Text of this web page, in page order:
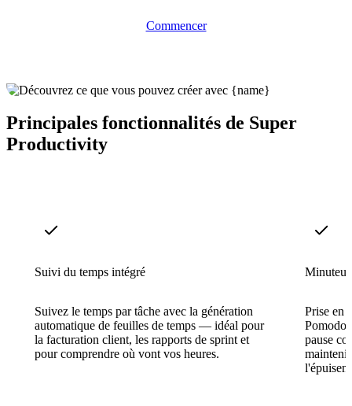
Commencer
Principales fonctionnalités de Super
Productivity
Suivi du temps intégré
Suivez le temps par tâche avec la génération
automatique de feuilles de temps — idéal pour
la facturation client, les rapports de sprint et
pour comprendre où vont vos heures.
Prise en
pause